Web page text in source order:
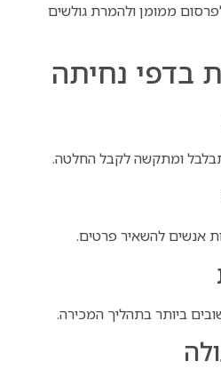
ממומן ולהמרת גולשים
בדפי נחיתה
ומתקשה לקבל החלטה.
אנשים להשאיר פרטים.
ביותר בתהליך המכירה.